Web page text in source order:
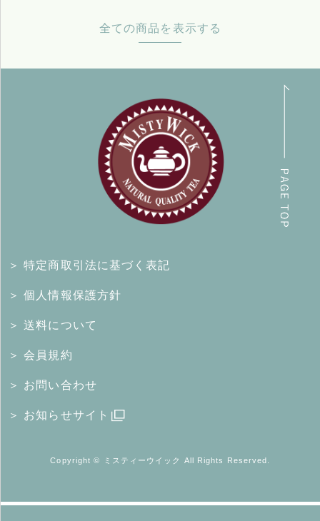
全ての商品を表示する
＞ 特定商取引法に基づく表記
＞ 個人情報保護方針
＞ 送料について
＞ 会員規約
＞ お問い合わせ
＞ お知らせサイト
Copyright © ミスティーウイック All Rights Reserved.